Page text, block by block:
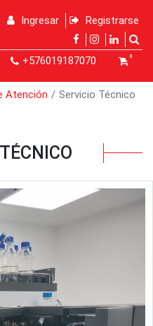
Ingresar Registrarse
+576019187070 0
Atención Servicio Técnico